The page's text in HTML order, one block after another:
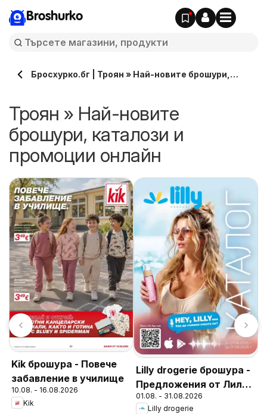
Broshurko
Бросхурко.бг | Троян » Най-новите брошури,
Троян » Най-новите
брошури, каталози и
промоции онлайн
Kik брошура - Повече
забавление в училище
10.08. - 16.08.2026
Kik
Lilly drogerie брошура -
Предложения от Лили
Дрогерие
01.08. - 31.08.2026
Lilly drogerie